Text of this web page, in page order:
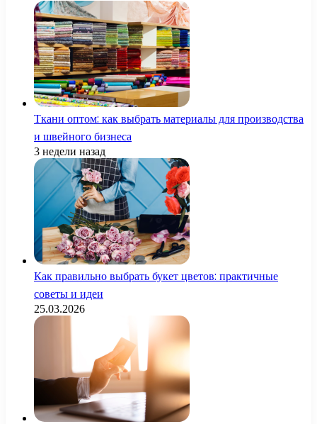
Ткани оптом: как выбрать материалы для производства
и швейного бизнеса
3 недели назад
Как правильно выбрать букет цветов: практичные
советы и идеи
25.03.2026